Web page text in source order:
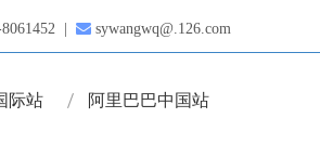
8061452 |  sywangwq@.126.com
际站 阿里巴巴中国站